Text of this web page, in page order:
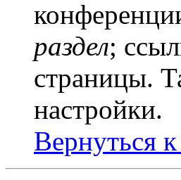
раздел;
страницы.
настройки.
Вернуться